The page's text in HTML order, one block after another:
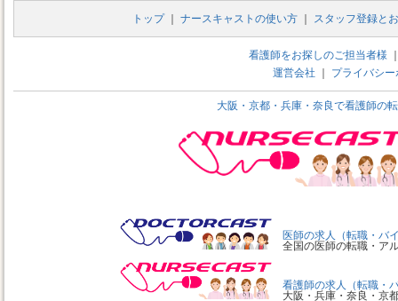
トップ｜ ナースキャストの使い方｜ スタッフ登録と
看護師をお探しのご担当者様
運営会社 ｜ プライバシ
大阪・京都・兵庫・奈良で看護師の
医師の求人（転職・バ
全国の医師の転職・ア
看護師の求人（転職・
大阪・兵庫・奈良・京